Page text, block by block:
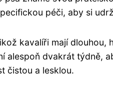
péči, aby si
kavalíři mají dlouhou,
alespoň dvakrát týdně,
čistou a lesklou.